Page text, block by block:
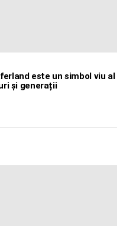
este un simbol viu al
și generații